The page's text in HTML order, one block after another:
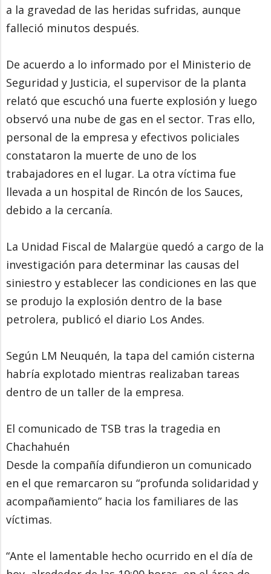
a la gravedad de las heridas sufridas, aunque
falleció minutos después.
De acuerdo a lo informado por el Ministerio de
Seguridad y Justicia, el supervisor de la planta
relató que escuchó una fuerte explosión y luego
observó una nube de gas en el sector. Tras ello,
personal de la empresa y efectivos policiales
constataron la muerte de uno de los
trabajadores en el lugar. La otra víctima fue
llevada a un hospital de Rincón de los Sauces,
debido a la cercanía.
La Unidad Fiscal de Malargüe quedó a cargo de la
investigación para determinar las causas del
siniestro y establecer las condiciones en las que
se produjo la explosión dentro de la base
petrolera, publicó el diario Los Andes.
Según LM Neuquén, la tapa del camión cisterna
habría explotado mientras realizaban tareas
dentro de un taller de la empresa.
El comunicado de TSB tras la tragedia en
Chachahuén
Desde la compañía difundieron un comunicado
en el que remarcaron su “profunda solidaridad y
acompañamiento” hacia los familiares de las
víctimas.
“Ante el lamentable hecho ocurrido en el día de